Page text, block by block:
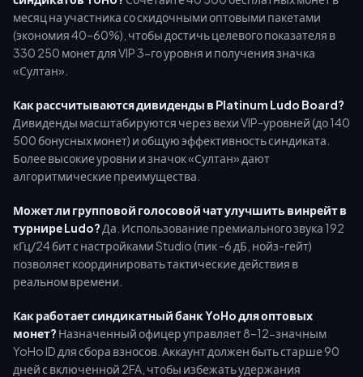
месяц на участника со скидочными оптовыми пакетами
(экономия 40–60%), чтобы достичь целевого показателя в
330 250 монет для VIP 3-го уровня и получения значка
«Султан».
Как рассчитываются дивиденды в Platinum Ludo Board?
Дивиденды масштабируются через вехи VIP-уровней (до 140
500 бонусных монет) и общую эффективность синдиката.
Более высокие уровни и значок «Султан» дают
алгоритмические преимущества.
Может ли групповой голосовой чат улучшить винрейт в
турнире Ludo? Да. Использование премиального звука 192
кГц/24 бит с настройками Studio (пик -6 дБ, нойз-гейт)
позволяет координировать тактические действия в
реальном времени.
Как работает синдикатный банк YoHo для оптовых
монет? Назначенный офицер управляет 8–12-значным
YoHo ID для сбора взносов. Аккаунт должен быть старше 90
дней с включенной 2FA, чтобы избежать удержания